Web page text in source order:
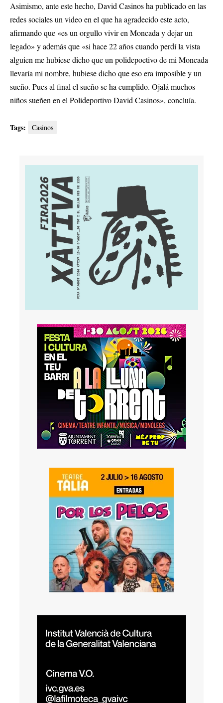
Asimismo, ante este hecho, David Casinos ha publicado en las
redes sociales un video en el que ha agradecido este acto,
afirmando que «es un orgullo vivir en Moncada y dejar un
legado» y además que «si hace 22 años cuando perdí la vista
alguien me hubiese dicho que un polidepoetivo de mi Moncada
llevaría mi nombre, hubiese dicho que eso era imposible y un
sueño. Pues al final el sueño se ha cumplido. Ojalá muchos
niños sueñen en el Polideportivo David Casinos», concluía.
Tags: Casinos